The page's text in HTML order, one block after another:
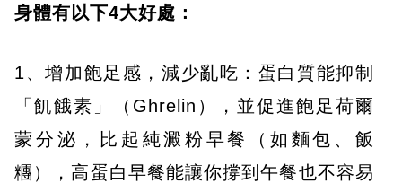
身體有以下4大好處：
1、增加飽足感，減少亂吃：蛋白質能抑制
「飢餓素」（Ghrelin），並促進飽足荷爾
蒙分泌，比起純澱粉早餐（如麵包、飯
糰），高蛋白早餐能讓你撐到午餐也不容易